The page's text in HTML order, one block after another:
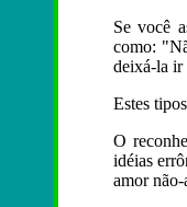
Se você
como:
deixá-la ir
Estes
O
idéias
amor